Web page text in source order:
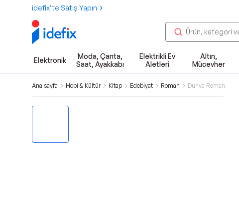
idefix’te Satış Yapın
Elektronik
Moda, Çanta,
Saat, Ayakkabı
Elektrikli Ev
Aletleri
Altın,
Mücevher
Ana sayfa Hobi & Kültür Kitap Edebiyat Roman Dünya Roman